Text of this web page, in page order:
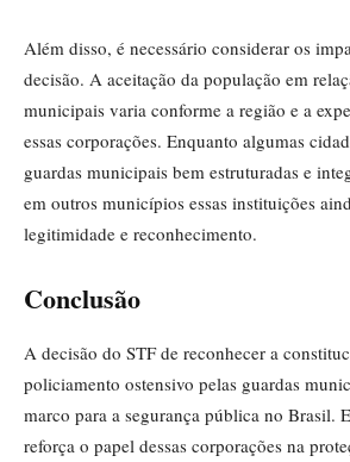
Além disso, é necessário considerar os
decisão. A aceitação da população em
municipais varia conforme a região e a
essas corporações. Enquanto algumas
guardas municipais bem estruturadas e
em outros municípios essas instituições
legitimidade e reconhecimento.
Conclusão
A decisão do STF de reconhecer a
policiamento ostensivo pelas guardas
marco para a segurança pública no Brasil.
reforça o papel dessas corporações na